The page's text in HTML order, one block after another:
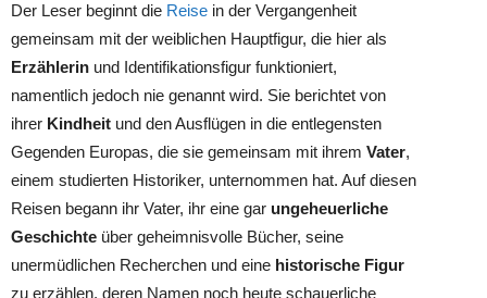
Der Leser beginnt die Reise in der Vergangenheit
gemeinsam mit der weiblichen Hauptfigur, die hier als
Erzählerin und Identifikationsfigur funktioniert,
namentlich jedoch nie genannt wird. Sie berichtet von
ihrer Kindheit und den Ausflügen in die entlegensten
Gegenden Europas, die sie gemeinsam mit ihrem Vater,
einem studierten Historiker, unternommen hat. Auf diesen
Reisen begann ihr Vater, ihr eine gar ungeheuerliche
Geschichte über geheimnisvolle Bücher, seine
unermüdlichen Recherchen und eine historische Figur
zu erzählen, deren Namen noch heute schauerliche